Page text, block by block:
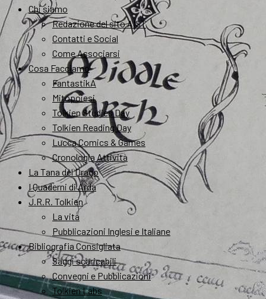
Chi siamo
Redazione del sito AIST
Contatti e Social
Come Associarsi
Cosa Facciamo
FantastikA
Mitopoiesi
Tolkien Studies Day
Tolkien Reading Day
Lucca Comics & Games
Cronologia Attività
La Tana del Drago
I Quaderni di Arda
J.R.R. Tolkien
La vita
Pubblicazioni Inglesi e Italiane
Bibliografia Consigliata
Saggi scaricabili
Convegni e Pubblicazioni
Tolkien Labs